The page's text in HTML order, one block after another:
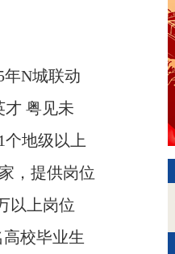
N城联动
才 粤见未
个地级以上
，提供岗位
以上岗位
校毕业生